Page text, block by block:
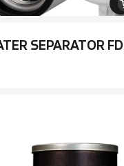
SEPARATOR